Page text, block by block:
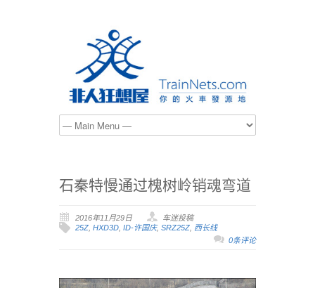
石秦特慢通过槐树岭销魂弯道
2016年11月29日
车迷投稿
25Z, HXD3D, ID-许国庆, SRZ25Z, 西长线
0条评论